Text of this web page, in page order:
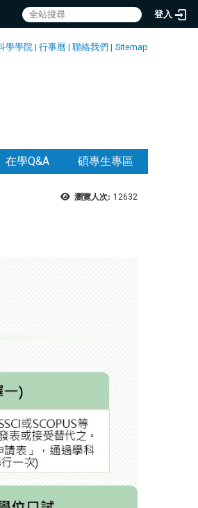
登入
學學院 | 行事曆 | 聯絡我們 | Sitemap
在學Q&A 碩專生專區
瀏覽人次: 12632